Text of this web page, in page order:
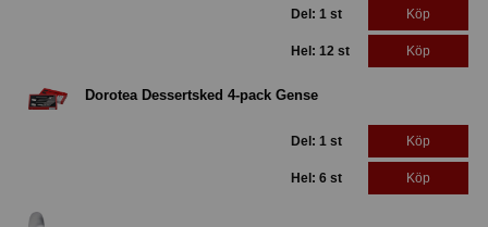
Del: 1 st Köp
Hel: 12 st Köp
Dorotea Dessertsked 4-pack Gense
Del: 1 st Köp
Hel: 6 st Köp